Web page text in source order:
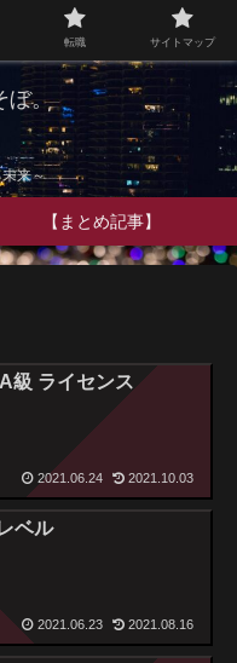
ぼ。
来～
【まとめ記事】
級 ライセンス
2021.06.24 2021.10.03
ベル
2021.06.23 2021.08.16
転職 サイトマップ